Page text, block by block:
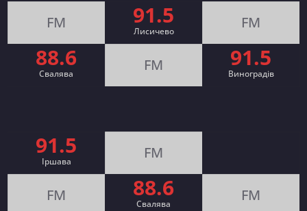
FM 91.5
Лисичево FM
88.6
Свалява FM 91.5
Виноградів
91.5
Іршава FM
FM 88.6
Cвалява FM